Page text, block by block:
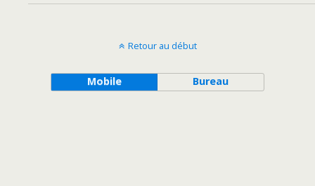
Retour au début
Mobile Bureau